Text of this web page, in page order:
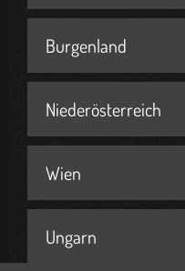
Burgenland
Niederösterreich
Wien
Ungarn